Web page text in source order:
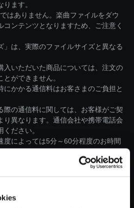
ます。
はありません。楽曲ファイルをダウ
コンテンツとなりますため、ご注意く
」は、実際のファイルサイズと異なる
入いただいた商品については、注文の
ができません。
にかかる通信料はお客さまのご負担と
際の通信料に関しては、お客様がご契
り異なります。通信会社や携帯電話会
ださい。
度によっては5分～60分程度のお時間
ルのダウンロードの際には、通信環境